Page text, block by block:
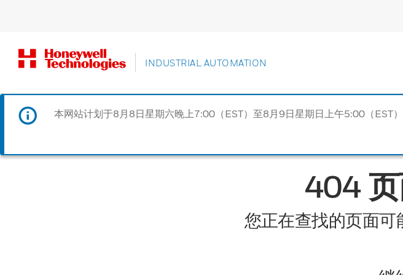
INDUSTRIAL AUTOMATION
本网站计划于8月8日星期六晚上7:00（EST）至8月9日星期日上午5:00（EST
404
您正在查找的页面可